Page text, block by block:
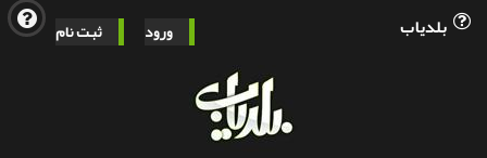
ورود ثبت نام بلدیاب